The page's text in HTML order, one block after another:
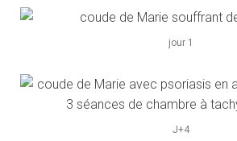
jour 1
J+4